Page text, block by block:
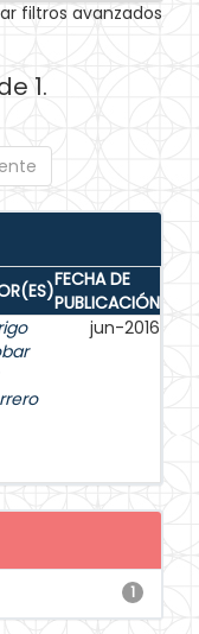
filtros avanzados
1.
FECHA DE
PUBLICACIÓN
jun-2016
1